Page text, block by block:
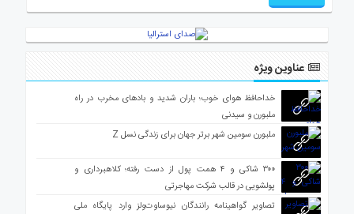
عناوین ویژه
خداحافظ هوای خوب؛ باران شدید و بادهای مخرب در راه
ملبورن و سیدنی
ملبورن سومین شهر برتر جهان برای زندگی نسل Z
۳۰۰ شاکی و ۴ همت پول از دست رفته؛ کلاهبرداری و
پولشویی در قالب شرکت مهاجرتی
تصاویر گواهینامه رانندگان نیوساوت‌ولز وارد پایگاه ملی